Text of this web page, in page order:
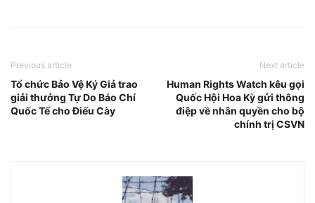
Previous article
Tổ chức Bảo Vệ Ký Giả trao
giải thưởng Tự Do Báo Chí
Quốc Tế cho Điếu Cày
Next article
Human Rights Watch kêu gọi
Quốc Hội Hoa Kỳ gửi thông
điệp về nhân quyền cho bộ
chính trị CSVN